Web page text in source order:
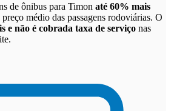
de ônibus para Timon até 60% mais
médio das passagens rodoviárias. O
e não é cobrada taxa de serviço nas